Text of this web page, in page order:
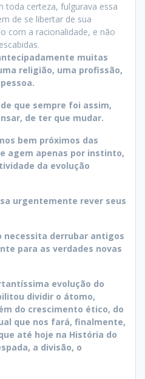
toda certeza, fulgurava essa
de se libertar de sua
com a racionalidade, e não
muitas
religião, uma profissão,
que sempre foi assim,
de ter que mudar.
bem próximos das
agem apenas por instinto,
da evolução
urgentemente rever seus
necessita derrubar antigos
para as verdades novas
evolução do
dividir o átomo,
do crescimento ético, do
que nos fará, finalmente,
até hoje na História do
a divisão, o